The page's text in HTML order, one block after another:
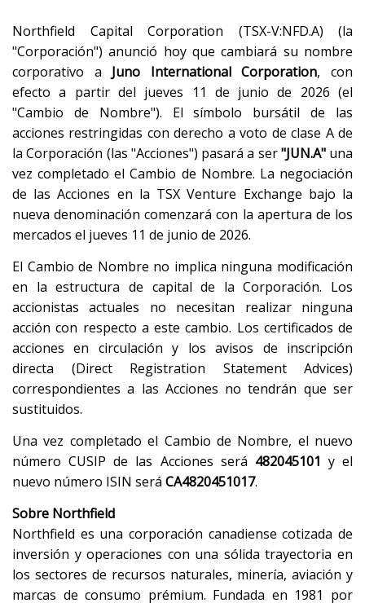
Northfield Capital Corporation (TSX-V:NFD.A) (la
"Corporación") anunció hoy que cambiará su nombre
corporativo a Juno International Corporation, con
efecto a partir del jueves 11 de junio de 2026 (el
"Cambio de Nombre"). El símbolo bursátil de las
acciones restringidas con derecho a voto de clase A de
la Corporación (las "Acciones") pasará a ser"JUN.A"una
vez completado el Cambio de Nombre. La negociación
de las Acciones en la TSX Venture Exchange bajo la
nueva denominación comenzará con la apertura de los
mercados el jueves 11 de junio de 2026.
El Cambio de Nombre no implica ninguna modificación
en la estructura de capital de la Corporación. Los
accionistas actuales no necesitan realizar ninguna
acción con respecto a este cambio. Los certificados de
acciones en circulación y los avisos de inscripción
directa (Direct Registration Statement Advices)
correspondientes a las Acciones no tendrán que ser
sustituidos.
Una vez completado el Cambio de Nombre, el nuevo
número CUSIP de las Acciones será 482045101 y el
nuevo número ISIN será CA4820451017.
Sobre Northfield
Northfield es una corporación canadiense cotizada de
inversión y operaciones con una sólida trayectoria en
los sectores de recursos naturales, minería, aviación y
marcas de consumo prémium. Fundada en 1981 por